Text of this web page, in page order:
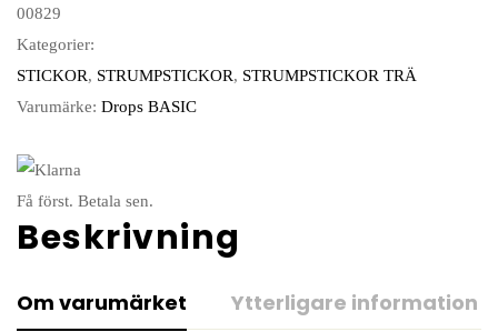
00829
Kategorier:
STICKOR, STRUMPSTICKOR, STRUMPSTICKOR TRÄ
Varumärke: Drops BASIC
Få först. Betala sen.
Beskrivning
Om varumärket Ytterligare information